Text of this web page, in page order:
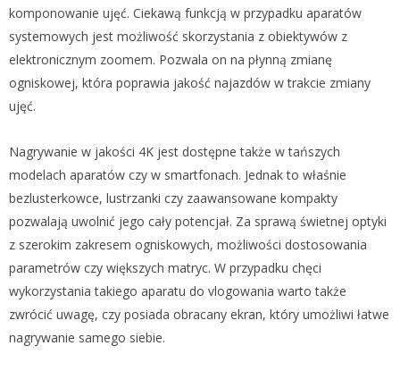
komponowanie ujęć. Ciekawą funkcją w przypadku aparatów
systemowych jest możliwość skorzystania z obiektywów z
elektronicznym zoomem. Pozwala on na płynną zmianę
ogniskowej, która poprawia jakość najazdów w trakcie zmiany
ujęć.
Nagrywanie w jakości 4K jest dostępne także w tańszych
modelach aparatów czy w smartfonach. Jednak to właśnie
bezlusterkowce, lustrzanki czy zaawansowane kompakty
pozwalają uwolnić jego cały potencjał. Za sprawą świetnej optyki
z szerokim zakresem ogniskowych, możliwości dostosowania
parametrów czy większych matryc. W przypadku chęci
wykorzystania takiego aparatu do vlogowania warto także
zwrócić uwagę, czy posiada obracany ekran, który umożliwi łatwe
nagrywanie samego siebie.